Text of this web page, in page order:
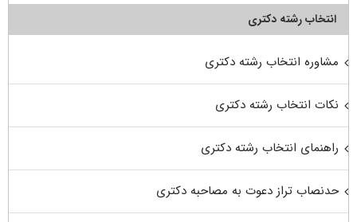
انتخاب رشته دکتری
مشاوره انتخاب رشته دکتری
نکات انتخاب رشته دکتری
راهنمای انتخاب رشته دکتری
حدنصاب تراز دعوت به مصاحبه دکتری